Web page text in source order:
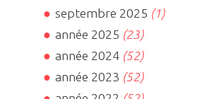
septembre 2025 (1)
année 2025 (23)
année 2024(52)
année 2023 (52)